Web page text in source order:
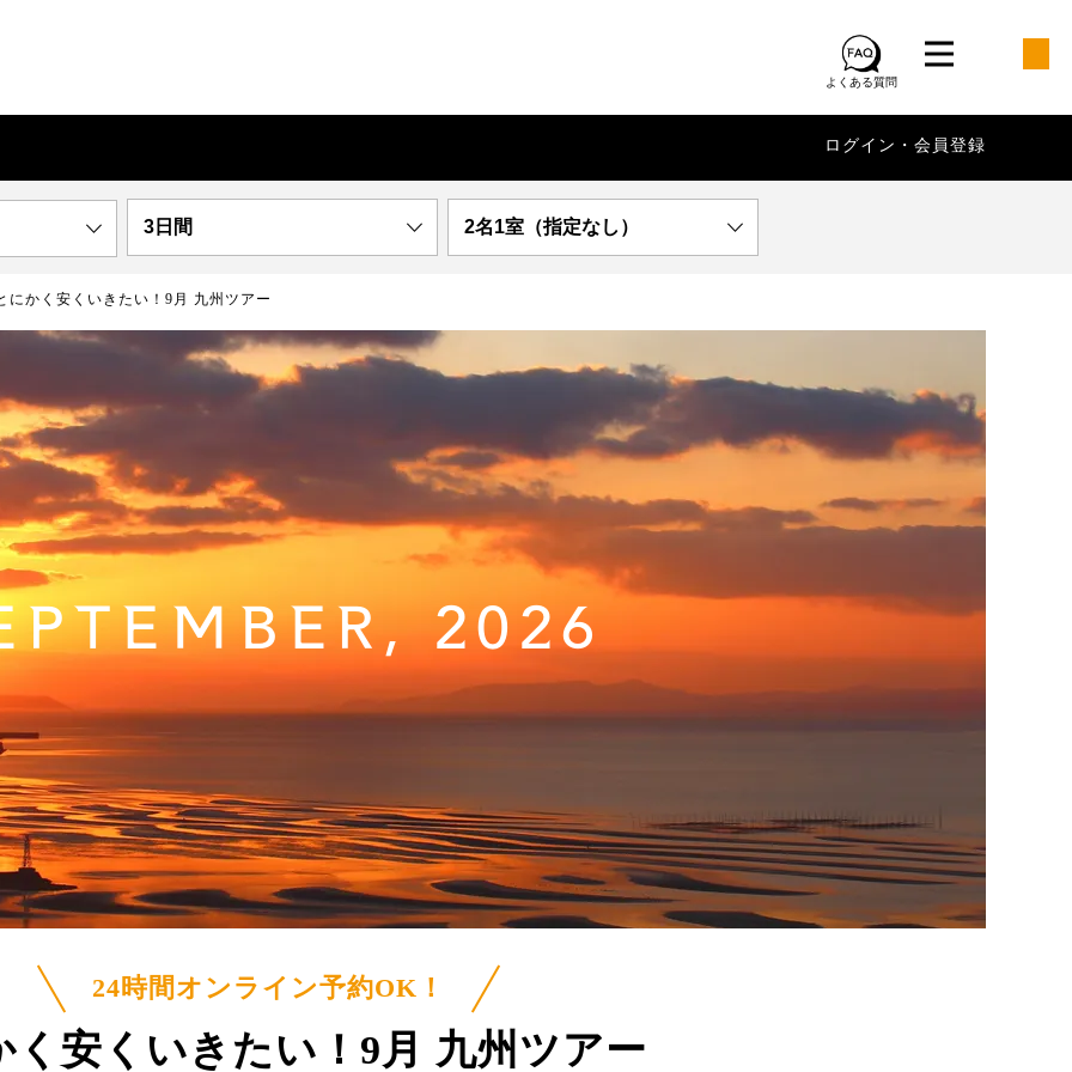
よくある質問
ログイン・会員登録
3日間 2名1室（指定なし）
にかく安くいきたい！9月 九州ツアー
2026
24時間オンライン予約OK！
く安くいきたい！ 9月 九州ツアー